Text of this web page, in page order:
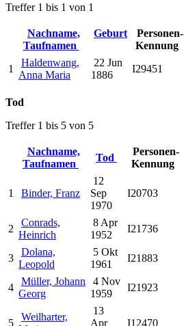
Treffer 1 bis 1 von 1
Nachname,
Taufnamen
Geburt
Personen-
Kennung
1
Haldenwang,
Anna Maria
22 Jun
1886
I29451
Tod
Treffer 1 bis 5 von 5
Nachname,
Taufnamen
Tod
Personen-
Kennung
1 Binder, Franz
12
Sep
1970
I20703
2
Conrads,
Heinrich
8 Apr
1952
I21736
3
Dolana,
Leopold
5 Okt
1961
I21883
4
Müller, Johann
Georg
4 Nov
1959
I21923
5
Weilharter,
13
Apr
I12470